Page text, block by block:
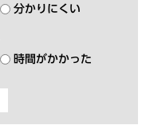
分かりにくい
時間がかかった